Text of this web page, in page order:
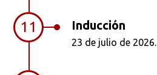
11 Inducción
23 de julio de 2026.